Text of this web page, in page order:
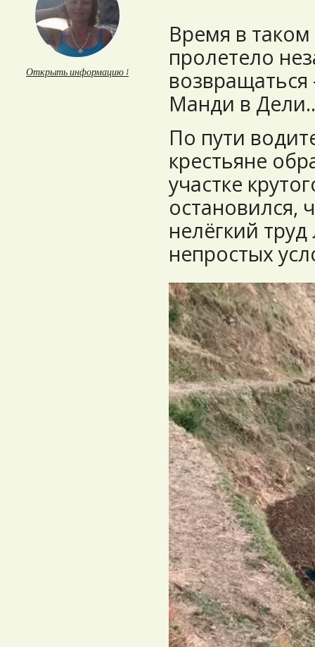
Открыть информацию ↓
Время в
пролетело
Манди в
По пути
крестьяне
участке
остановился,
нелёгкий
непростых